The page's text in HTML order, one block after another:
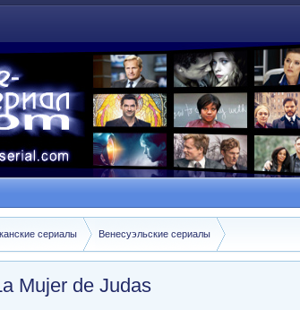
сериалы Венесуэльские сериалы
Mujer de Judas